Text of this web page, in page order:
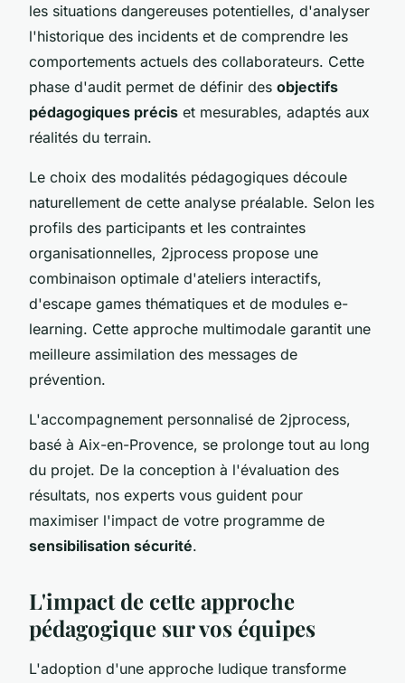
les situations dangereuses potentielles, d'analyser
l'historique des incidents et de comprendre les
comportements actuels des collaborateurs. Cette
phase d'audit permet de définir des objectifs
pédagogiques précis et mesurables, adaptés aux
réalités du terrain.
Le choix des modalités pédagogiques découle
naturellement de cette analyse préalable. Selon les
profils des participants et les contraintes
organisationnelles, 2jprocess propose une
combinaison optimale d'ateliers interactifs,
d'escape games thématiques et de modules e-
learning. Cette approche multimodale garantit une
meilleure assimilation des messages de
prévention.
L'accompagnement personnalisé de 2jprocess,
basé à Aix-en-Provence, se prolonge tout au long
du projet. De la conception à l'évaluation des
résultats, nos experts vous guident pour
maximiser l'impact de votre programme de
sensibilisation sécurité.
L'impact de cette approche
pédagogique sur vos équipes
L'adoption d'une approche ludique transforme